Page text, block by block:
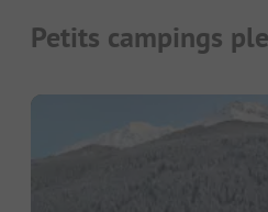
Petits campings